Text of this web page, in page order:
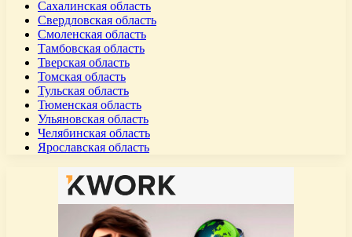
Сахалинская область
Свердловская область
Смоленская область
Тамбовская область
Тверская область
Томская область
Тульская область
Тюменская область
Ульяновская область
Челябинская область
Ярославская область